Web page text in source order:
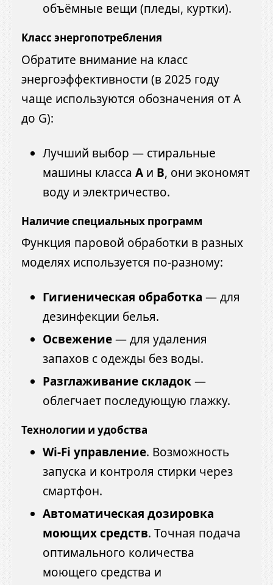
объёмные вещи (пледы, куртки).
Класс энергопотребления
Обратите внимание на класс
энергоэффективности (в 2025 году
чаще используются обозначения от A
до G):
Лучший выбор — стиральные
машины класса A и B, они экономят
воду и электричество.
Наличие специальных программ
Функция паровой обработки в разных
моделях используется по-разному:
Гигиеническая обработка — для
дезинфекции белья.
Освежение— для удаления
запахов с одежды без воды.
Разглаживание складок—
облегчает последующую глажку.
Технологии и удобства
Wi-Fi управление. Возможность
запуска и контроля стирки через
смартфон.
Автоматическая дозировка
моющих средств. Точная подача
оптимального количества
моющего средства и